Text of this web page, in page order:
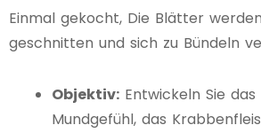
Einmal gekocht, Die Blätter
geschnitten und sich zu Bündeln
Objektiv: Entwickeln Sie
Mundgefühl, das